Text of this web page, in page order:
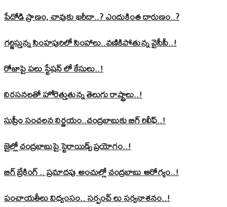
పేదోడి ప్రాణం, చావుకు ఖరీదా..? ఎందుకింత దారుణం..?
గర్జిస్తున్న సింహపురిలో సింహాలు..వణికిపోతున్న వైసీపీ..!
రోజాపై పలు స్టేషన్ లో కేసులు..!
నిరసనలతో హోరెత్తుతున్న తెలుగు రాష్ట్రాలు..!
సుప్రీం సంచలన నిర్ణయం..చంద్రబాబుకు బిగ్ రిలీఫ్..!
జైల్లో చంద్రబాబుపై స్టెరాయిడ్స్ ప్రయోగం..!
బిగ్ బ్రేకింగ్ .. ప్రమాదపు అంచుల్లో చంద్రబాబు ఆరోగ్యం..!
పంచాయతీలు విధ్వంసం.. సర్పంచ్ లు సర్వనాశనం..!